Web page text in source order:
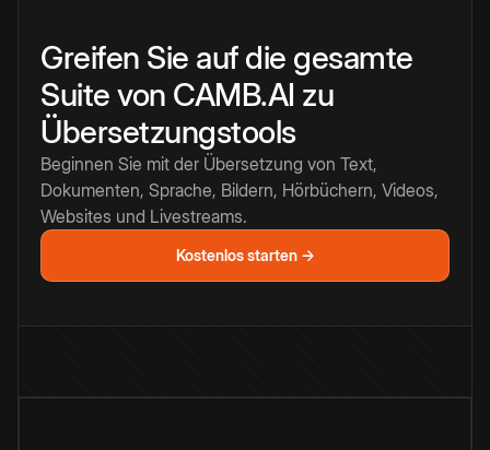
Greifen Sie auf die gesamte
Suite von CAMB.AI zu
Übersetzungstools
Beginnen Sie mit der Übersetzung von Text,
Dokumenten, Sprache, Bildern, Hörbüchern, Videos,
Websites und Livestreams.
Kostenlos starten →